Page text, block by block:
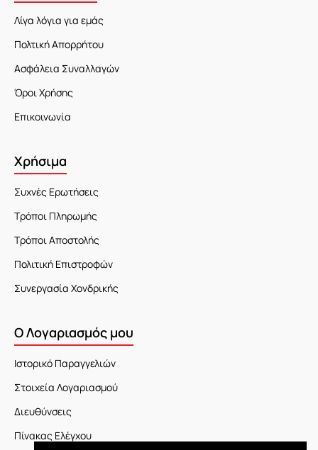
Λίγα λόγια για εμάς
Πολτική Απορρήτου
Ασφάλεια Συναλλαγών
Όροι Χρήσης
Επικοινωνία
Χρήσιμα
Συχνές Ερωτήσεις
Τρόποι Πληρωμής
Τρόποι Αποστολής
Πολιτική Επιστροφών
Συνεργασία Χονδρικής
Ο Λογαριασμός μου
Ιστορικό Παραγγελιών
Στοιχεία Λογαριασμού
Διευθύνσεις
Πίνακας Ελέγχου